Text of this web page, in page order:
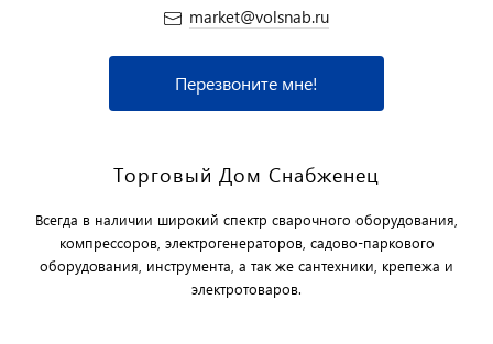
market@volsnab.ru
Перезвоните мне!
Торговый Дом Снабженец
Всегда в наличии широкий спектр сварочного оборудования,
компрессоров, электрогенераторов, садово-паркового
оборудования, инструмента, а так же сантехники, крепежа и
электротоваров.